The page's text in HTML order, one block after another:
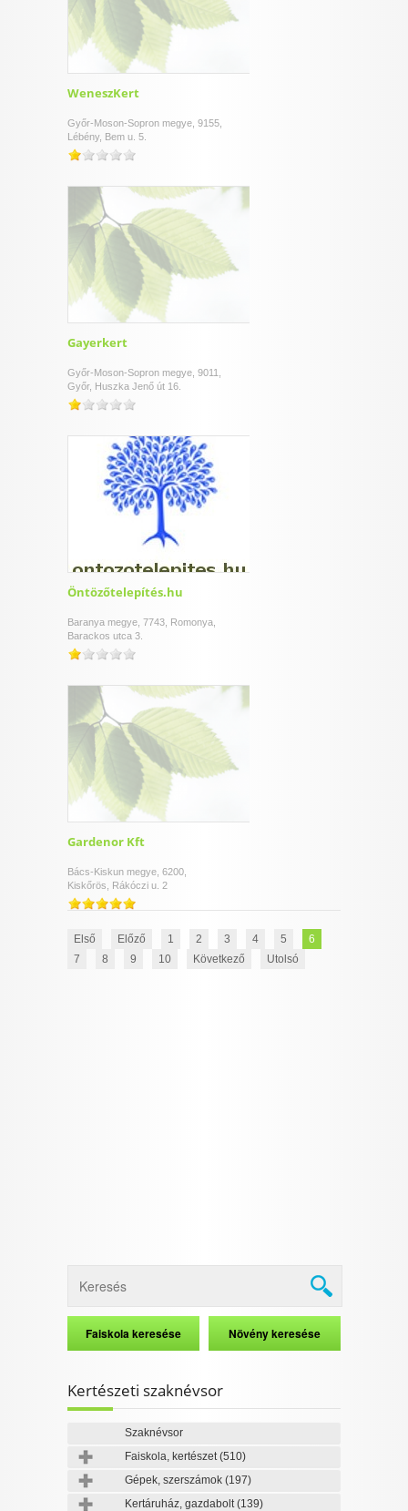
WeneszKert
Győr-Moson-Sopron megye, 9155,
Lébény, Bem u. 5.
Gayerkert
Győr-Moson-Sopron megye, 9011,
Győr, Huszka Jenő út 16.
Öntözőtelepítés.hu
Baranya megye, 7743, Romonya,
Barackos utca 3.
Gardenor Kft
Bács-Kiskun megye, 6200,
Kiskőrös, Rákóczi u. 2
Első Előző 1 2 3 4 5
6
7
8 9 10 Következő Utolsó
Kertészeti szaknévsor
Szaknévsor
Faiskola, kertészet(510)
Gépek, szerszámok (197)
Kertáruház, gazdabolt(139)